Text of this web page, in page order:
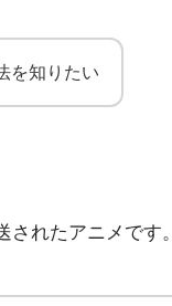
を知りたい
されたアニメです。